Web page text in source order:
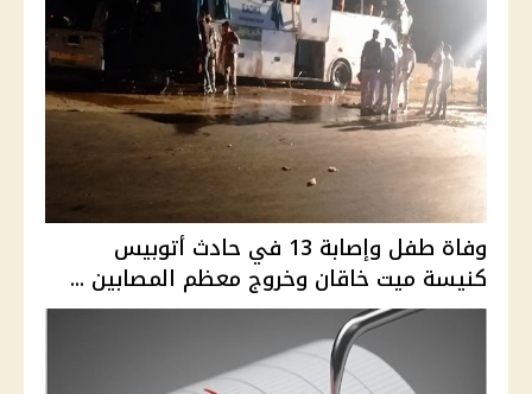
وفاة طفل وإصابة 13 في حادث أتوبيس
كنيسة ميت خاقان وخروج معظم المصابين ...